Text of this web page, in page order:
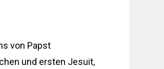
von Papst
und ersten Jesuit,